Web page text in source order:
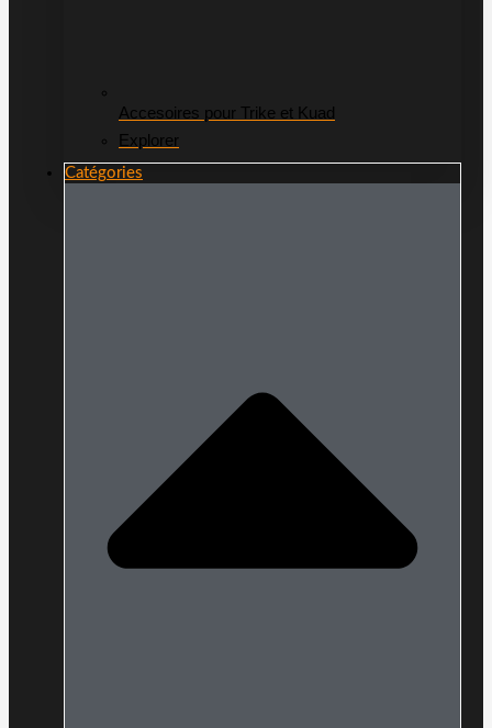
Accesoires pour Trike et Kuad
Explorer
Catégories